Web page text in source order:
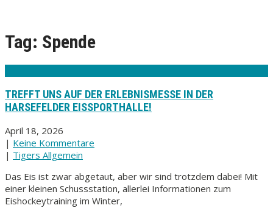
Tag: Spende
TREFFT UNS AUF DER ERLEBNISMESSE IN DER
HARSEFELDER EISSPORTHALLE!
April 18, 2026
| Keine Kommentare
| Tigers Allgemein
Das Eis ist zwar abgetaut, aber wir sind trotzdem dabei! Mit
einer kleinen Schussstation, allerlei Informationen zum
Eishockeytraining im Winter,